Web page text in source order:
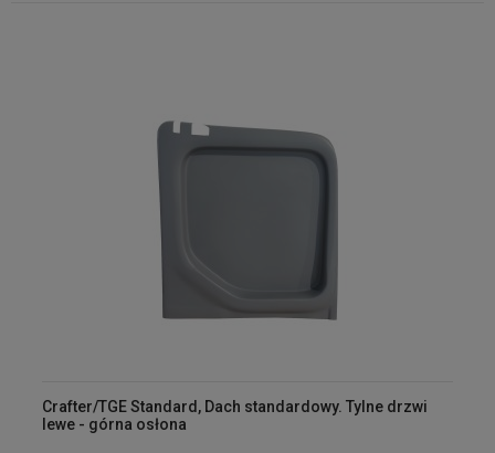
Crafter/TGE Standard, Dach standardowy. Tylne drzwi
lewe - górna osłona